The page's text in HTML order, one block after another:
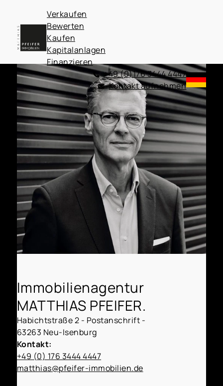
Verkaufen
Bewerten
Kaufen
Kapitalanlagen
Finanzieren
+49 (0)176 3444 4447
Kontakt aufnehmen
Immobilienagentur
MATTHIAS PFEIFER.
Habichtstraße 2 - Postanschrift -
63263 Neu-Isenburg
Kontakt:
+49 (0) 176 3444 4447
matthias@pfeifer-immobilien.de